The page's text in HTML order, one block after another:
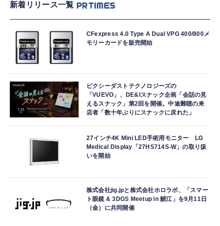
新着リリース一覧
CFexpress 4.0 Type A Dual VPG 400/800メ
モリーカードを販売開始
ピクシーダストテクノロジーズの
「VUEVO」、DE&Iスナック企画「会話の見
えるスナック」第2回を開催。中途難聴の来
店者「数十年ぶりにスナックに戻れた」
27インチ4K Mini LED手術用モニター LG
Medical Display「27HS714S-W」の取り扱
いを開始
株式会社jig.jpと株式会社ホロラボ、「スマー
ト眼鏡 & 3DGS Meetup in 鯖江」を9月11日
（金）に共同開催